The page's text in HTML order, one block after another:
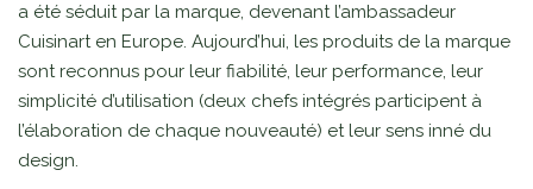
a été séduit par la marque, devenant l’ambassadeur
Cuisinart en Europe. Aujourd’hui, les produits de la marque
sont reconnus pour leur fiabilité, leur performance, leur
simplicité d’utilisation (deux chefs intégrés participent à
l’élaboration de chaque nouveauté) et leur sens inné du
design.